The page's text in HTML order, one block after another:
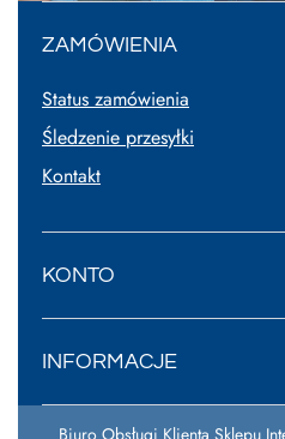
ZAMÓWIENIA
Status zamówienia
Śledzenie przesyłki
Kontakt
KONTO
INFORMACJE